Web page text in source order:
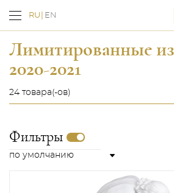
RU EN
Лимитированные
2020-2021
24 товара(-ов)
Фильтры